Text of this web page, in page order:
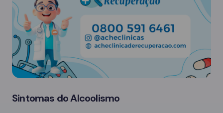
Sintomas do Alcoolismo